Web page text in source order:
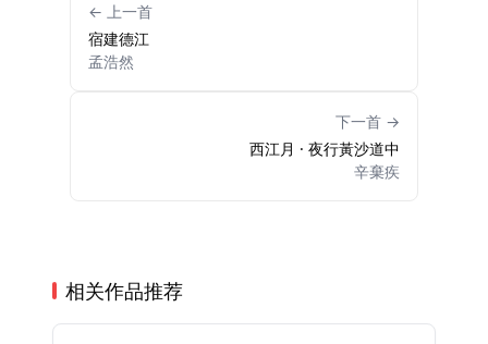
← 上一首
宿建德江
孟浩然
下一首 →
西江月 · 夜行黃沙道中
辛棄疾
相关作品推荐